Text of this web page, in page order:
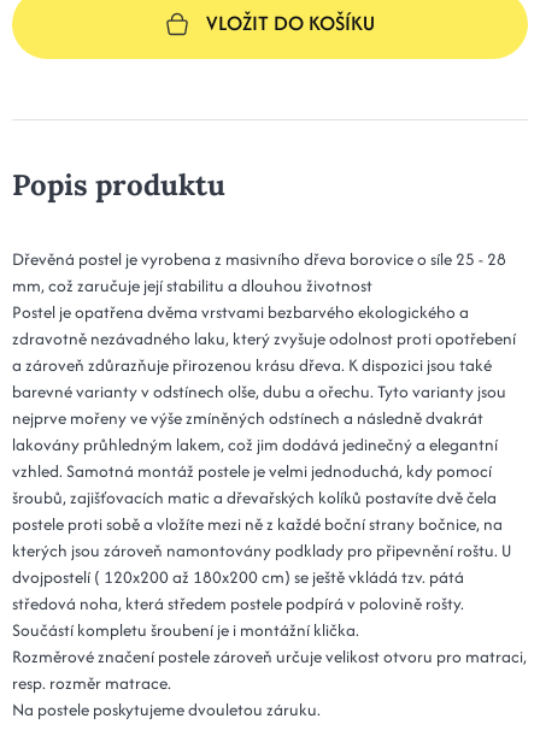
VLOŽIT DO KOŠÍKU
Popis produktu
Dřevěná postel je vyrobena z masivního dřeva borovice o síle 25 - 28
mm, což zaručuje její stabilitu a dlouhou životnost
Postel je opatřena dvěma vrstvami bezbarvého ekologického a
zdravotně nezávadného laku, který zvyšuje odolnost proti opotřebení
a zároveň zdůrazňuje přirozenou krásu dřeva. K dispozici jsou také
barevné varianty v odstínech olše, dubu a ořechu. Tyto varianty jsou
nejprve mořeny ve výše zmíněných odstínech a následně dvakrát
lakovány průhledným lakem, což jim dodává jedinečný a elegantní
vzhled. Samotná montáž postele je velmi jednoduchá, kdy pomocí
šroubů, zajišťovacích matic a dřevařských kolíků postavíte dvě čela
postele proti sobě a vložíte mezi ně z každé boční strany bočnice, na
kterých jsou zároveň namontovány podklady pro připevnění roštu. U
dvojpostelí ( 120x200 až 180x200 cm) se ještě vkládá tzv. pátá
středová noha, která středem postele podpírá v polovině rošty.
Součástí kompletu šroubení je i montážní klička.
Rozměrové značení postele zároveň určuje velikost otvoru pro matraci,
resp. rozměr matrace.
Na postele poskytujeme dvouletou záruku.